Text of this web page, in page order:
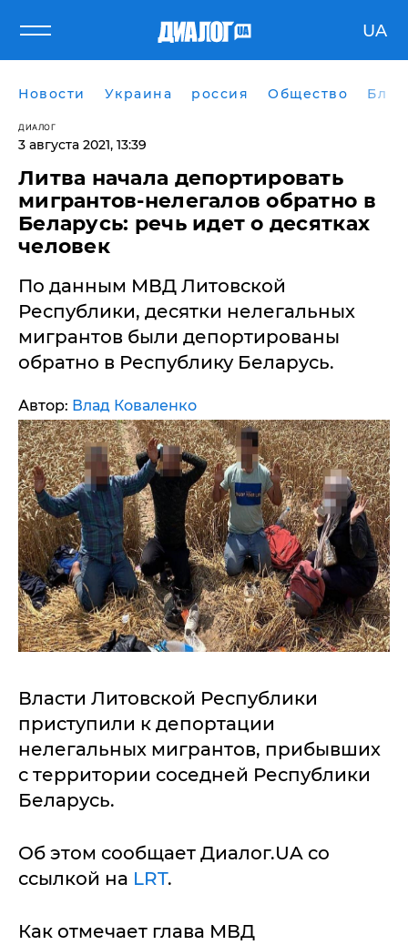
UA
Новости Украина россия Общество
ДИАЛОГ
3 августа 2021, 13:39
Литва начала депортировать
мигрантов-нелегалов обратно в
Беларусь: речь идет о десятках
человек
По данным МВД Литовской
Республики, десятки нелегальных
мигрантов были депортированы
обратно в Республику Беларусь.
Автор: Влад Коваленко
Власти Литовской Республики
приступили к депортации
нелегальных мигрантов, прибывших
с территории соседней Республики
Беларусь.
Об этом сообщает Диалог.UA со
ссылкой на LRT.
Как отмечает глава МВД